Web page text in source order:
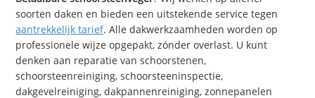
soorten daken en bieden een uitstekende service tegen
aantrekkelijk tarief. Alle dakwerkzaamheden worden op
professionele wijze opgepakt, zónder overlast. U kunt
denken aan reparatie van schoorstenen,
schoorsteenreiniging, schoorsteeninspectie,
dakgevelreiniging, dakpannenreiniging, zonnepanelen